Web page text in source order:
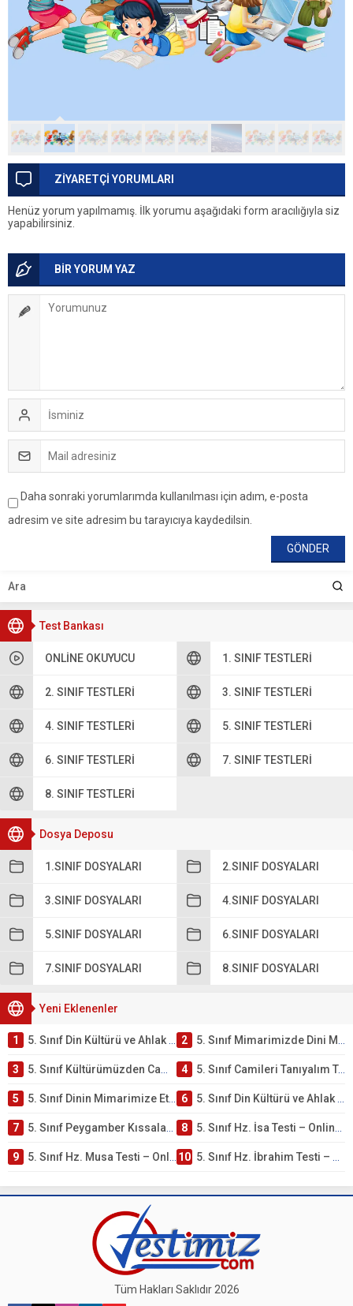
Test Bankası
ONLINE OKUYUCU 1. SINIF TESTLERI
2. SINIF TESTLERI 3. SINIF TESTLERI
4. SINIF TESTLERI 5. SINIF TESTLERI
6. SINIF TESTLERI 7. SINIF TESTLERI
8. SINIF TESTLERI
Dosya Deposu
1.SINIF DOSYALARI 2.SINIF DOSYALARI
3.SINIF DOSYALARI 4.SINIF DOSYALARI
5.SINIF DOSYALARI 6.SINIF DOSYALARI
7.SINIF DOSYALARI 8.SINIF DOSYALARI
Yeni Eklenenler
1 5. Sınıf Din Kültürü ve Ahlak Bilgisi 4. Ünite: Mimarimizde Dini Motifler Çalışmaları 2 5. Sınıf Mimarimizde Dini Motifler Ünite Testi – Online Çöz
3 5. Sınıf Kültürümüzden Cami Örnekleri Testi – Online Çöz 4 5. Sınıf Camileri Tanıyalım Testi – Online Çöz
5 5. Sınıf Dinin Mimarimize Etkisi Testi – Online Çöz 6 5. Sınıf Din Kültürü ve Ahlak Bilgisi 4. Ünite: Peygamber Kıssaları Çalışmaları
7 5. Sınıf Peygamber Kıssaları Ünite Testi – Online Çöz 8 5. Sınıf Hz. İsa Testi – Online Çöz
9 5. Sınıf Hz. Musa Testi – Online Çöz 10 5. Sınıf Hz. İbrahim Testi – Online Çöz
ZİYARETÇİ YORUMLARI
Henüz yorum yapılmamış. İlk yorumu aşağıdaki form aracılığıyla siz
yapabilirsiniz.
BİR YORUM YAZ
Daha sonraki yorumlarımda kullanılması için adım, e-posta
adresim ve site adresim bu tarayıcıya kaydedilsin.
Tüm Hakları Saklıdır 2026